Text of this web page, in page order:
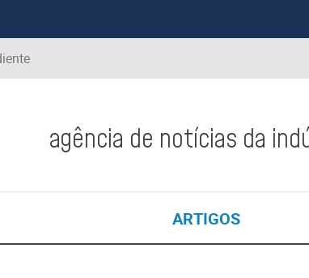
agência de notícias da
ARTIGOS